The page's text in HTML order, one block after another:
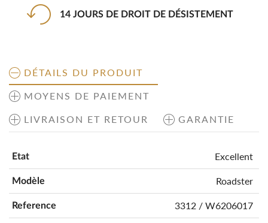
14 JOURS DE DROIT DE DÉSISTEMENT
DÉTAILS DU PRODUIT
MOYENS DE PAIEMENT
LIVRAISON ET RETOUR GARANTIE
Etat Excellent
Modèle Roadster
Reference 3312 / W6206017